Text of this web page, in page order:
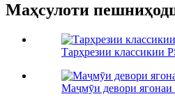
Маҳсулоти
Тарҳрезии классикии
Маҷмӯи девори ягонаи